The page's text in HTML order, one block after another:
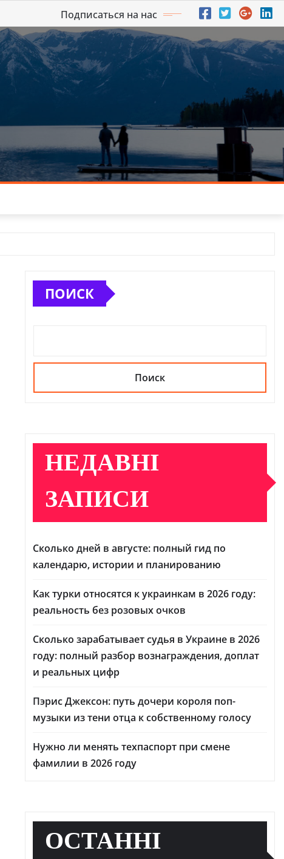
Подписаться на нас
ПОИСК
Поиск
НЕДАВНІ
ЗАПИСИ
Сколько дней в августе: полный гид по
календарю, истории и планированию
Как турки относятся к украинкам в 2026 году:
реальность без розовых очков
Сколько зарабатывает судья в Украине в 2026
году: полный разбор вознаграждения, доплат
и реальных цифр
Пэрис Джексон: путь дочери короля поп-
музыки из тени отца к собственному голосу
Нужно ли менять техпаспорт при смене
фамилии в 2026 году
ОСТАННІ